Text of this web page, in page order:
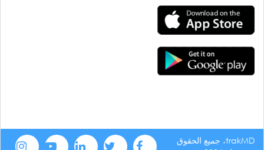
trakMD، جميع الحقوق